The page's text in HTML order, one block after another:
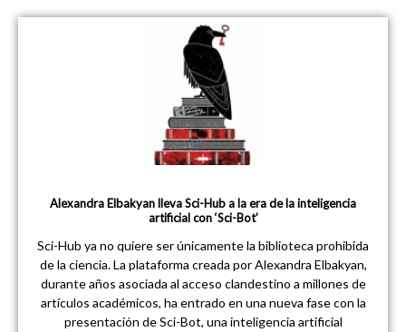
Alexandra Elbakyan lleva Sci-Hub a la era de la inteligencia
artificial con ‘Sci-Bot’
Sci-Hub ya no quiere ser únicamente la biblioteca prohibida
de la ciencia. La plataforma creada por Alexandra Elbakyan,
durante años asociada al acceso clandestino a millones de
artículos académicos, ha entrado en una nueva fase con la
presentación de Sci-Bot, una inteligencia artificial